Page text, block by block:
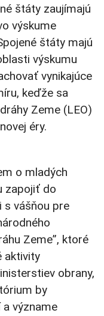
štáty zaujímajú
výskume
štáty majú
výskumu
vynikajúce
keďže sa
Zeme (LEO)
éry.
o mladých
zapojiť do
s vášňou pre
Zeme”, ktoré
aktivity
obrany,
by
význame